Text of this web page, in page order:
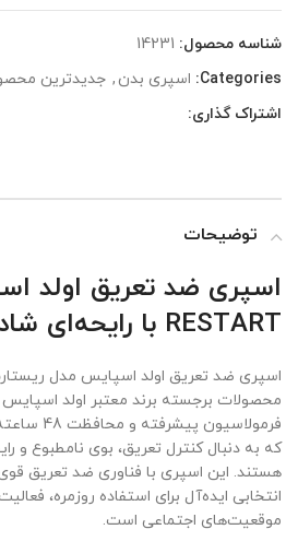
شناسه محصول: 14231
Categories: اسپری بدن , جدیدترین
اشتراک گذاری:
توضیحات
اسپری ضد تعریق اولد
RESTART با رایحه‌ای شاداب و مردانه
که به دنبال کنترل تعریق، بوی نامطبوع و
هستند. این اسپری با فناوری ضد تعریق
انتخابی ایده‌آل برای استفاده روزمره،
موقعیت‌های اجتماعی است.